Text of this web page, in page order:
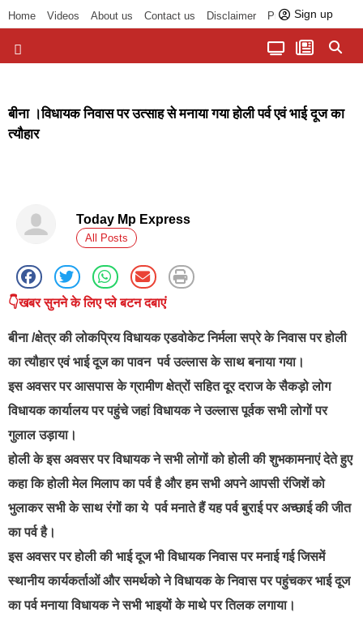
Home Videos About us Contact us Disclaimer Privacy Policy
Sign up
बीना ।विधायक निवास पर उत्साह से मनाया गया होली पर्व एवं भाई दूज का
त्यौहार
Today Mp Express
All Posts
👇खबर सुनने के लिए प्ले बटन दबाएं
बीना/क्षेत्र की लोकप्रिय विधायक एडवोकेट निर्मला सप्रे के निवास पर होली
का त्यौहार एवं भाई दूज का पावन पर्व उल्लास के साथ बनाया गया।
इस अवसर पर आसपास के ग्रामीण क्षेत्रों सहित दूर दराज के सैकड़ो लोग
विधायक कार्यालय पर पहुंचे जहां विधायक ने उल्लास पूर्वक सभी लोगों पर
गुलाल उड़ाया।
होली के इस अवसर पर विधायक ने सभी लोगों को होली की शुभकामनाएं देते हुए
कहा कि होली मेल मिलाप का पर्व है और हम सभी अपने आपसी रंजिशें को
भुलाकर सभी के साथ रंगों का ये पर्व मनाते हैं यह पर्व बुराई पर अच्छाई की जीत
का पर्व है।
इस अवसर पर होली की भाई दूज भी विधायक निवास पर मनाई गई जिसमें
स्थानीय कार्यकर्ताओं और समर्थको ने विधायक के निवास पर पहुंचकर भाई दूज
का पर्व मनाया विधायक ने सभी भाइयों के माथे पर तिलक लगाया।